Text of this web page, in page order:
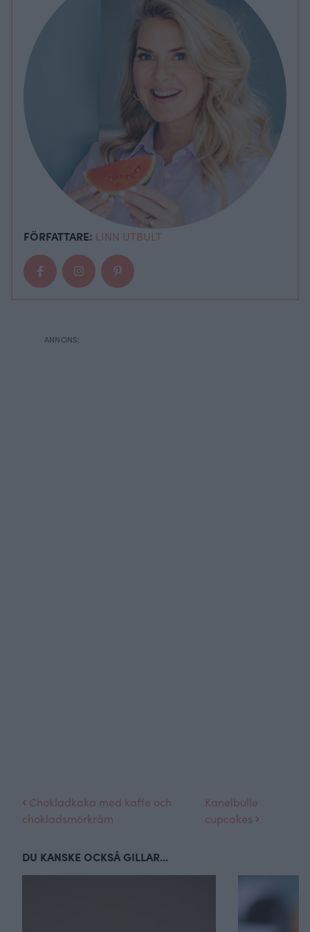
FÖRFATTARE: LINN UTBULT
Chokladkaka med kaffe och
chokladsmörkräm
Kanelbulle
cupcakes
DU KANSKE OCKSÅ GILLAR...